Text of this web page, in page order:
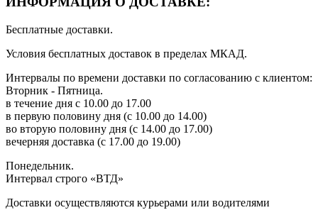
Бесплатные доставки.
Условия бесплатных доставок в пределах МКАД.
Интервалы по времени доставки по согласованию с клиентом:
Вторник - Пятница.
в течение дня с 10.00 до 17.00
в первую половину дня (с 10.00 до 14.00)
во вторую половину дня (с 14.00 до 17.00)
вечерняя доставка (с 17.00 до 19.00)
Понедельник.
Интервал строго «ВТД»
Доставки осуществляются курьерами или водителями